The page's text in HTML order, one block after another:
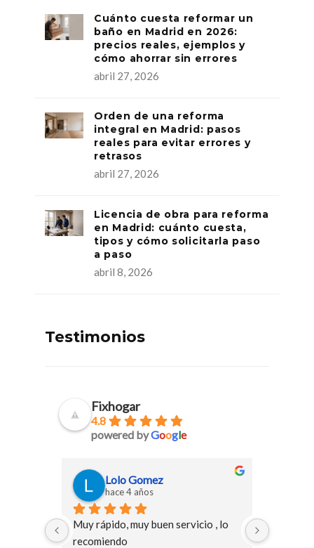
Cuánto cuesta reformar un
baño en Madrid en 2026:
precios reales, ejemplos y
cómo ahorrar sin errores
abril 27, 2026
Orden de una reforma
integral en Madrid: pasos
reales para evitar errores y
retrasos
abril 27, 2026
Licencia de obra para reforma
en Madrid: cuánto cuesta,
tipos y cómo solicitarla paso
a paso
abril 8, 2026
Testimonios
Fixhogar
4.8
powered byGoogle
Lolo Gomez
hace 4 años
Muy rápido, muy buen servicio , lo
recomiendo